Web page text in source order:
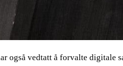
også vedtatt å forvalte digitale